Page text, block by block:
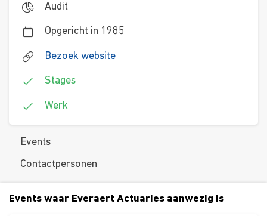
Audit
Opgericht in 1985
Bezoek website
Stages
Werk
Events
Contactpersonen
Events waar Everaert Actuaries aanwezig is